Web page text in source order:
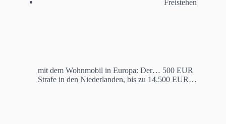
Freistehen
mit dem Wohnmobil in Europa: Der… 500 EUR
Strafe in den Niederlanden, bis zu 14.500 EUR…